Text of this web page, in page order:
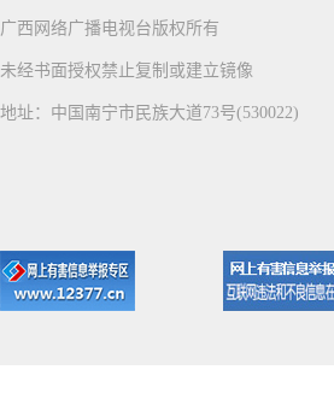
广西网络广播电视台版权所有
未经书面授权禁止复制或建立镜像
地址：中国南宁市民族大道73号(530022)